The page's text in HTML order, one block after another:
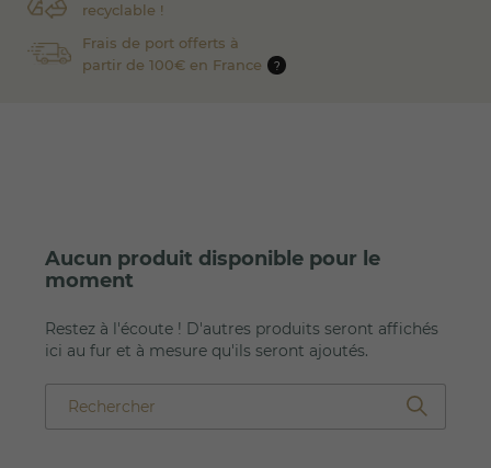
recyclable !
Frais de port offerts à
partir de 100€ en France
?
Aucun produit disponible pour le
moment
Restez à l'écoute ! D'autres produits seront affichés
ici au fur et à mesure qu'ils seront ajoutés.